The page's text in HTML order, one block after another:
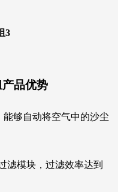
品优势
能够自动将空气中的沙尘
滤模块，过滤效率达到